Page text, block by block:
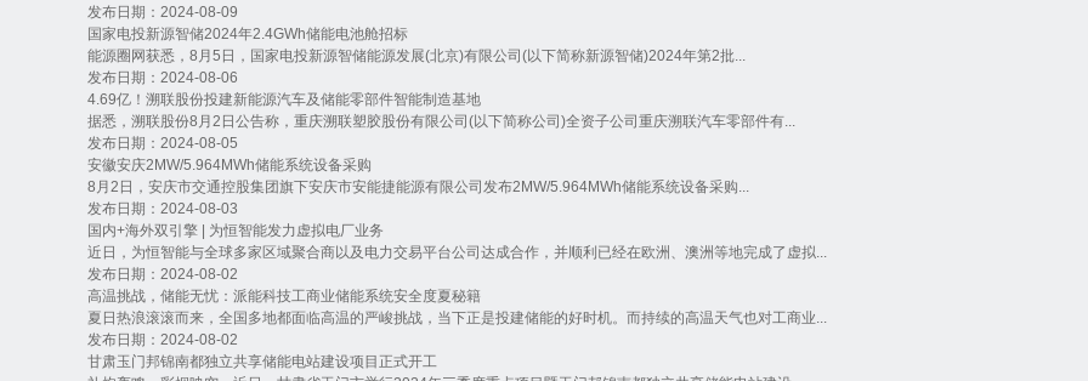
发布日期：2024-08-09
国家电投新源智储2024年2.4GWh储能电池舱招标
能源圈网获悉，8月5日，国家电投新源智储能源发展(北京)有限公司(以下简称新源智储)2024年第2批...
发布日期：2024-08-06
4.69亿！溯联股份投建新能源汽车及储能零部件智能制造基地
据悉，溯联股份8月2日公告称，重庆溯联塑胶股份有限公司(以下简称公司)全资子公司重庆溯联汽车零部件有...
发布日期：2024-08-05
安徽安庆2MW/5.964MWh储能系统设备采购
8月2日，安庆市交通控股集团旗下安庆市安能捷能源有限公司发布2MW/5.964MWh储能系统设备采购...
发布日期：2024-08-03
国内+海外双引擎 | 为恒智能发力虚拟电厂业务
近日，为恒智能与全球多家区域聚合商以及电力交易平台公司达成合作，并顺利已经在欧洲、澳洲等地完成了虚拟...
发布日期：2024-08-02
高温挑战，储能无忧：派能科技工商业储能系统安全度夏秘籍
夏日热浪滚滚而来，全国多地都面临高温的严峻挑战，当下正是投建储能的好时机。而持续的高温天气也对工商业...
发布日期：2024-08-02
甘肃玉门邦锦南都独立共享储能电站建设项目正式开工